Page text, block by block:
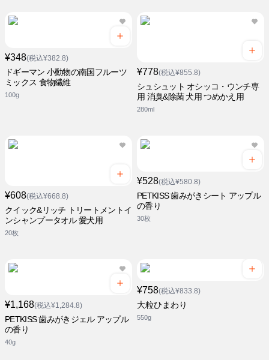
¥348(税込¥382.8)
ドギーマン 小動物の南国フルーツ
ミックス 食物繊維
100g
¥778(税込¥855.8)
シュシュット オシッコ・ウンチ専
用 消臭&除菌 犬用 つめかえ用
280ml
¥608(税込¥668.8)
クイック&リッチ トリートメントイ
ンシャンプータオル 愛犬用
20枚
¥528(税込¥580.8)
PETKISS 歯みがきシート アップル
の香り
30枚
¥1,168(税込¥1,284.8)
PETKISS 歯みがきジェル アップル
の香り
40g
¥758(税込¥833.8)
大粒ひまわり
550g